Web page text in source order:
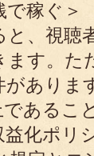
稼ぐ＞
、視聴
す。た
がありま
あるこ
化ポリ